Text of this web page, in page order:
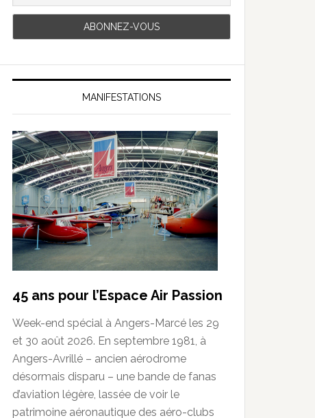
MANIFESTATIONS
45 ans pour l’Espace Air Passion
Week-end spécial à Angers-Marcé les 29
et 30 août 2026. En septembre 1981, à
Angers-Avrillé – ancien aérodrome
désormais disparu – une bande de fanas
d’aviation légère, lassée de voir le
patrimoine aéronautique des aéro-clubs